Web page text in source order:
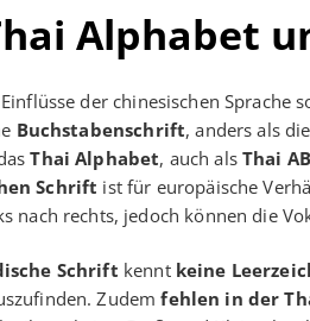
Alphabet
der chinesischen Sprache
Buchstabenschrift, anders als
Thai Alphabet, auch alsThai
Schrift ist für europäische
nach rechts, jedoch können die
Schrift kennt keine
Zudemfehlen in der